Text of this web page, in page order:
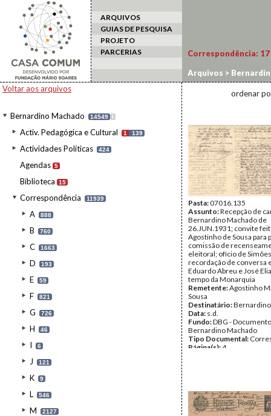
ARQUIVOS
GUIAS DE PESQUISA
PROJETO
PARCERIAS
Voltar aos arquivos
Bernardino Machado 14549 I
Activ. Pedagógica e Cultural 1 139
Actividades Políticas 424
Agendas 5
Biblioteca 15
Correspondência 11939
A 888
B 760
C 1663
D 193
E 59
F 821
G 726
H 46
I 6
J 121
K 9
L 546
M 2127
Correspondência: 17
Arquivos >
ordenar
Pasta:07016.135
Assunto:Recepção de
Bernardino Machado de
26.JUN.1931; convite
Agostinho de Sousa para
comissão de
eleitoral; ofício de
recordação de conversa
Eduardo Abreu e José
tempo da Monarquia
Remetente:Agostinho
Sousa
Destinatário:
Data: s.d.
Fundo:DBG -
Bernardino Machado
Tipo Documental:
Página(s): 4